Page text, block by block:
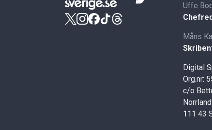
Uffe
Måns
Digital
Org.nr:
c/o
111 43